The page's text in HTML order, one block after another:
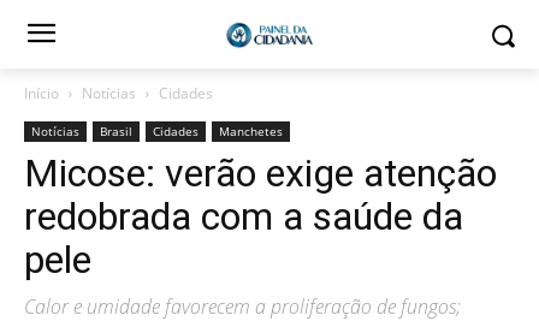
Início Notícias Cidades
Notícias Brasil Cidades Manchetes
Micose: verão exige atenção
redobrada com a saúde da
pele
Calor e umidade favorecem a proliferação de fungos;